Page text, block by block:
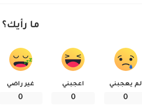
ما رأيك؟
لم يعجبني
0
اعجبني
0
غير راضي
0